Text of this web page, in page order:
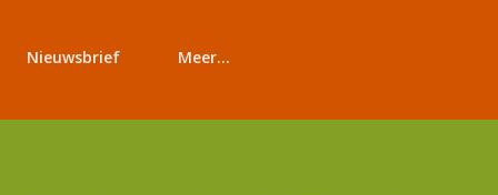
Nieuwsbrief Meer…